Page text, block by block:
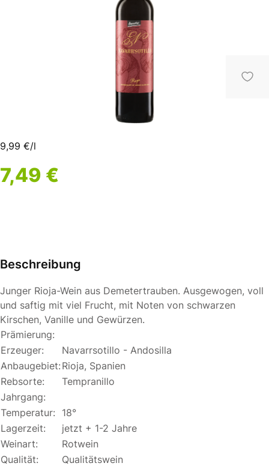
9,99 €/l
7,49 €
Beschreibung
Junger Rioja-Wein aus Demetertrauben. Ausgewogen, voll
und saftig mit viel Frucht, mit Noten von schwarzen
Kirschen, Vanille und Gewürzen.
Prämierung:
Erzeuger:
Navarrsotillo - Andosilla
Anbaugebiet:Rioja, Spanien
Rebsorte:
Tempranillo
Jahrgang:
Temperatur: 18°
Lagerzeit:
jetzt + 1-2 Jahre
Weinart:
Rotwein
Qualität:
Qualitätswein